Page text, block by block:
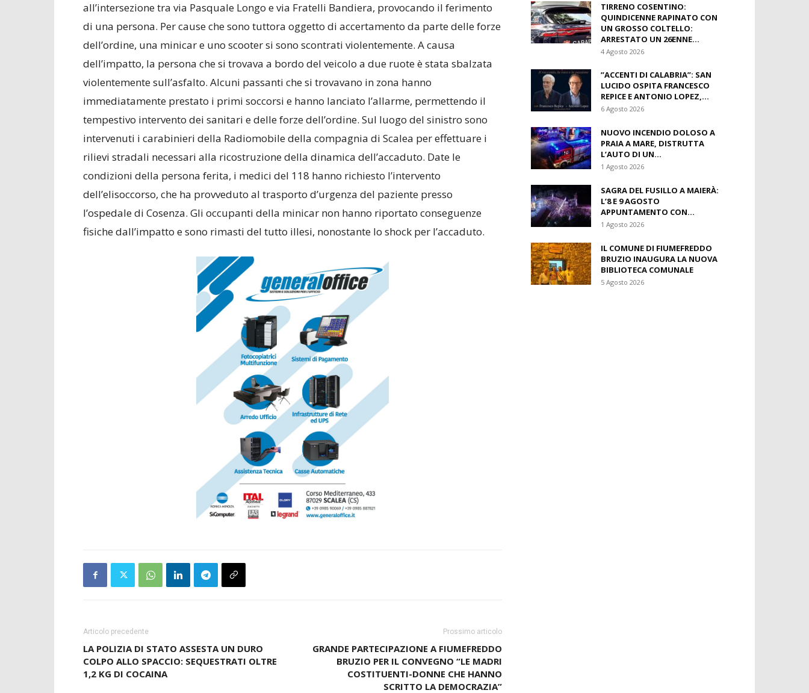
all’intersezione tra via Pasquale Longo e via Fratelli Bandiera, provocando il ferimento
di una persona. Per cause che sono tuttora oggetto di accertamento da parte delle forze
dell’ordine, una minicar e uno scooter si sono scontrati violentemente. A causa
dell’impatto, la persona che si trovava a bordo del veicolo a due ruote è stata sbalzata
violentemente sull’asfalto. Alcuni passanti che si trovavano in zona hanno
immediatamente prestato i primi soccorsi e hanno lanciato l’allarme, permettendo il
tempestivo intervento dei sanitari e delle forze dell’ordine. Sul luogo del sinistro sono
intervenuti i carabinieri della Radiomobile della compagnia di Scalea per effettuare i
rilievi stradali necessari alla ricostruzione della dinamica dell’accaduto. Date le
condizioni della persona ferita, i medici del 118 hanno richiesto l’intervento
dell’elisoccorso, che ha provveduto al trasporto d’urgenza del paziente presso
l’ospedale di Cosenza. Gli occupanti della minicar non hanno riportato conseguenze
fisiche dall’impatto e sono rimasti del tutto illesi, nonostante lo shock per l’accaduto.
Articolo precedente
LA POLIZIA DI STATO ASSESTA UN DURO
COLPO ALLO SPACCIO: SEQUESTRATI OLTRE
1,2 KG DI COCAINA
Prossimo articolo
GRANDE PARTECIPAZIONE A FIUMEFREDDO
BRUZIO PER IL CONVEGNO “LE MADRI
COSTITUENTI-DONNE CHE HANNO
SCRITTO LA DEMOCRAZIA”
TIRRENO COSENTINO:
QUINDICENNE RAPINATO CON
UN GROSSO COLTELLO:
ARRESTATO UN 26ENNE...
4 Agosto 2026
​”ACCENTI DI CALABRIA”: SAN
LUCIDO OSPITA FRANCESCO
REPICE E ANTONIO LOPEZ,...
6 Agosto 2026
NUOVO INCENDIO DOLOSO A
PRAIA A MARE, DISTRUTTA
L’AUTO DI UN...
1 Agosto 2026
SAGRA DEL FUSILLO A MAIERÀ:
L’8 E 9 AGOSTO
APPUNTAMENTO CON...
1 Agosto 2026
IL COMUNE DI FIUMEFREDDO
BRUZIO INAUGURA LA NUOVA
BIBLIOTECA COMUNALE
5 Agosto 2026